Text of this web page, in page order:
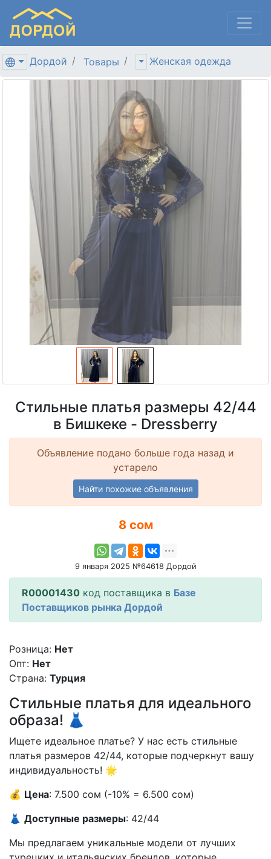
Дордой Товары Женская одежда
Стильные платья размеры 42/44
в Бишкеке - Dressberry
Объявление подано больше года назад и
устарело
Найти похожие объявления
8 сом
9 января 2025 №64618 Дордой
R00001430 код поставщика в Базе
Поставщиков рынка Дордой
Розница: Нет
Опт: Нет
Страна: Турция
Стильные платья для идеального
образа! 👗
Ищете идеальное платье? У нас есть стильные
платья размеров 42/44, которые подчеркнут вашу
индивидуальность! 🌟
💰 Цена: 7.500 сом (-10% = 6.500 сом)
👗 Доступные размеры: 42/44
Мы предлагаем уникальные модели от лучших